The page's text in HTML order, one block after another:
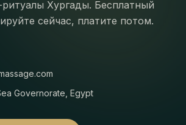
Хургады. Бесплатный
сейчас, платите потом.
Governorate, Egypt